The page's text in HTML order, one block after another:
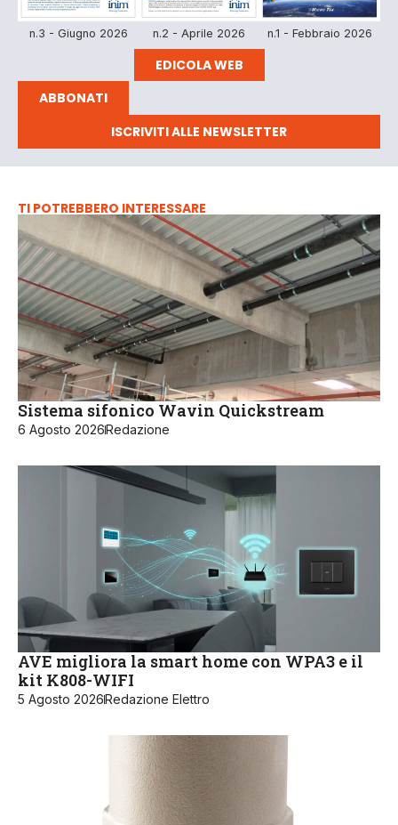
n.3 - Giugno 2026 n.2 - Aprile 2026 n.1 - Febbraio 2026
EDICOLA WEB
ABBONATI
ISCRIVITI ALLE NEWSLETTER
TI POTREBBERO INTERESSARE
Sistema sifonico Wavin Quickstream
6 Agosto 2026Redazione
AVE migliora la smart home con WPA3 e il
kit K808-WIFI
5 Agosto 2026Redazione Elettro